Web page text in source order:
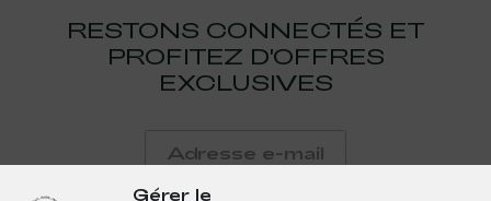
Gérer le
RESTONS CONNECTÉS ET
PROFITEZ D'OFFRES
EXCLUSIVES